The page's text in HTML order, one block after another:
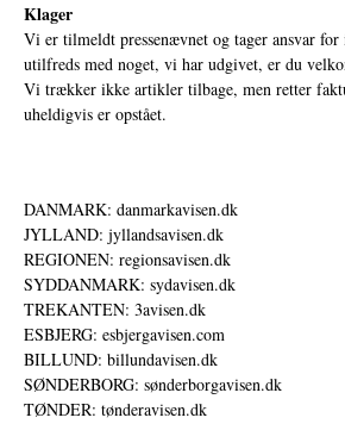
Klager
Vi er tilmeldt pressenævnet og tager ansvar
utilfreds med noget, vi har udgivet, er du
Vi trækker ikke artikler tilbage, men retter
uheldigvis er opstået.
DANMARK: danmarkavisen.dk
JYLLAND: jyllandsavisen.dk
REGIONEN: regionsavisen.dk
SYDDANMARK: sydavisen.dk
TREKANTEN: 3avisen.dk
ESBJERG: esbjergavisen.com
BILLUND: billundavisen.dk
SØNDERBORG: sønderborgavisen.dk
TØNDER: tønderavisen.dk